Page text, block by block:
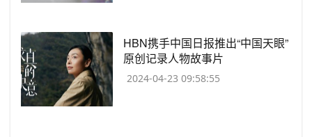
​HBN携手中国日报推出“中国天眼”
原创记录人物故事片
2024-04-23 09:58:55